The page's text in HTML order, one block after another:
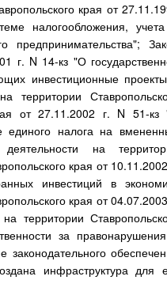
края от
налогообложения,
предпринимательства";
г. N 14-кз "О
инвестиционные
территории
от 27.11.2002 г. N 51-
единого налога на
на
края от
инвестиций в
края от
территории
за
инфраструктура для